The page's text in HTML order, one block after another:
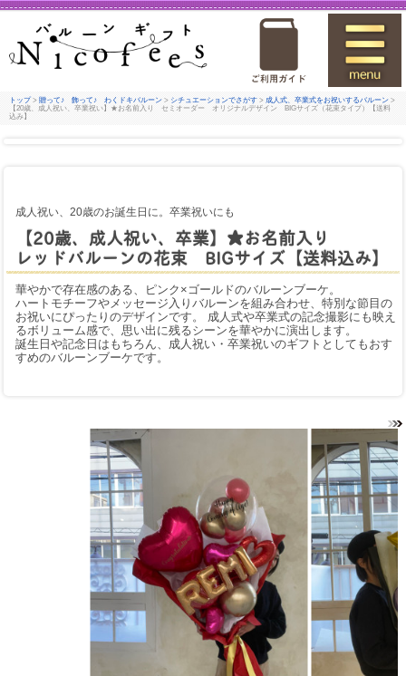
トップ > 贈って♪ 飾って♪ わくドキバルーン > シチュエーションでさがす > 成人式、卒業式をお祝いするバルーン >
【20歳、成人祝い、卒業祝い】★お名前入り セミオーダー オリジナルデザイン BIGサイズ（花束タイプ）【送料
込み】
成人祝い、20歳のお誕生日に。卒業祝いにも
【20歳、成人祝い、卒業】★お名前入り
レッドバルーンの花束 BIGサイズ【送料込み】
華やかで存在感のある、ピンク×ゴールドのバルーンブーケ。
ハートモチーフやメッセージ入りバルーンを組み合わせ、特別な節目の
お祝いにぴったりのデザインです。 成人式や卒業式の記念撮影にも映え
るボリューム感で、思い出に残るシーンを華やかに演出します。
誕生日や記念日はもちろん、成人祝い・卒業祝いのギフトとしてもおす
すめのバルーンブーケです。